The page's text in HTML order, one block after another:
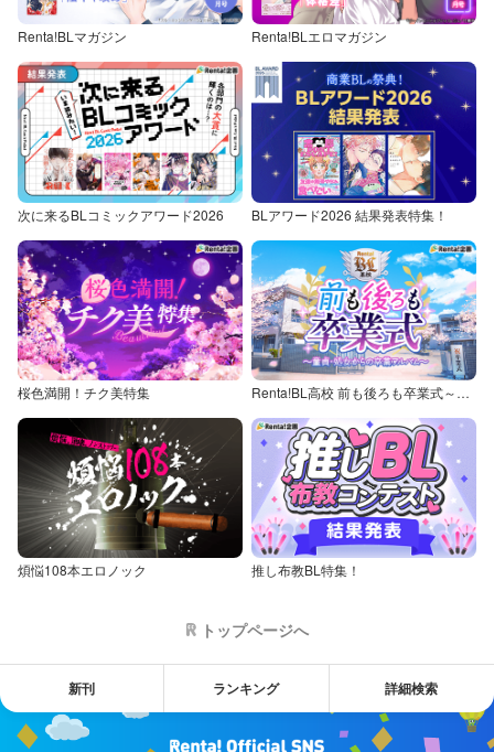
Renta!BLマガジン Renta!BLエロマガジン
次に来るBLコミックアワード2026 BLアワード2026 結果発表特集！
桜色満開！チク美特集 Renta!BL高校 前も後ろも卒業式～童貞・処女からの卒業アルバム～
煩悩108本エロノック 推し布教BL特集！
トップページへ
新刊 ランキング 詳細検索